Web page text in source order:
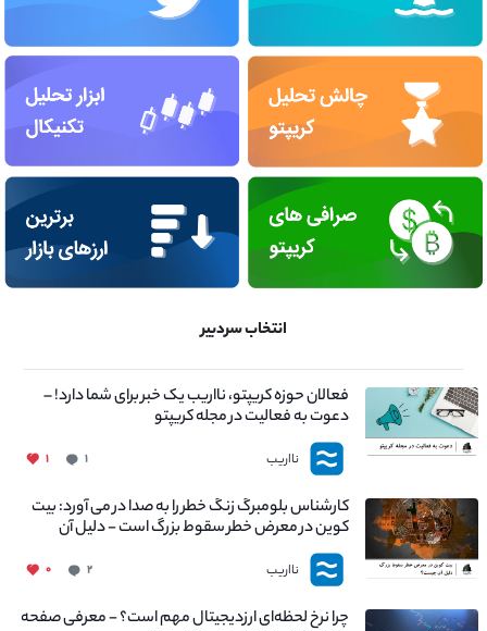
انتخاب سردبیر
فعالان حوزه کریپتو، نااریب یک خبر برای شما دارد! –
دعوت به فعالیت در مجله کریپتو
نااریب ۱ ۱
کارشناس بلومبرگ زنگ خطر را به صدا در می آورد: بیت
کوین در معرض خطر سقوط بزرگ است - دلیل آن
چیست؟
نااریب ۲ ۰
چرا نرخ لحظه‌ای ارزدیجیتال مهم است؟ - معرفی صفحه